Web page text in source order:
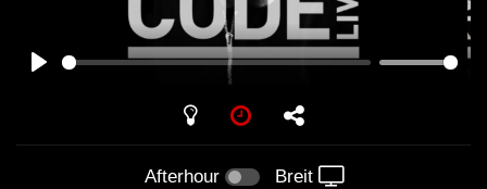
Afterhour Breit